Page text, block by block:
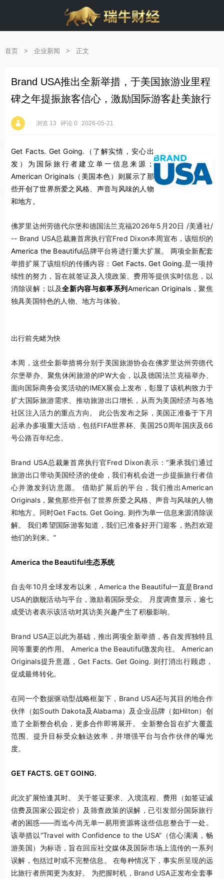
首页 > 企业新闻 > 正文
Brand USA推出全新举措，于美国旅游业里程
碑之年提振旅客信心，激励国际游客赴美旅行
浏览 13 评论 0 2026-05-21
Get Facts. Get Going.（了解实情，安心出
发）为国际旅行者建立单一信息来源；
American Originals（美国本色）则展示了那
些开创了世界所爱之风格、声音与风味的人物
和地方。
佛罗里达州劳德代尔堡和德国法兰克福2026年5月20日 /美通社/
-- Brand USA总裁兼首席执行官Fred Dixon本周宣布，该组织的
America the Beautiful品牌平台将进行重大扩展。 两项全新配套
举措扩展了该组织的传播内容： Get Facts. Get Going.是一项持
续性的努力，旨在就签证及入境政策、费用等提供实时信息，以
消除误解；以及全新内容与叙事系列American Originals ，聚焦
独具美国特色的人物、地方与体验。
出行前先睹为快
本周，这些全新举措将分别于美国旅游协会在佛罗里达州劳德代
尔堡举办、聚焦休闲旅游的IPW大会，以及德国法兰克福举办、
面向国际商务会奖活动的IMEX展会上发布，彰显了该机构致力于
扩大国际旅游需求、推动旅游出口增长，从而为美国经济与各地
社区注入活力的重点方向。 此公告发布之际，美国正准备于下月
起承办多项重大活动，包括FIFA世界杯、美国250周年国庆及66
号公路百年纪念。
Brand USA总裁兼首席执行官Fred Dixon表示：“秉承我们通过
旅游出口带动美国经济的使命，我们有机会进一步提振旅行者信
心并激发到访意愿。 借助扩展后的平台，我们推出American
Originals，聚焦那些开创了世界所爱之风格、声音与风味的人物
和地方。同时Get Facts. Get Going. 则作为单一信息来源消除误
解。 我们希望国际游客知道，我们已准备好开门迎客，热烈欢迎
他们的到来。”
America the Beautiful生态系统
自去年10月全球发布以来，America the Beautiful一直是Brand
USA的旗舰活动与平台，激励着国际受众。 月度调查显示，逾七
成受访者表示该活动对其访美兴趣产生了积极影响。
Brand USA正以此为基础，推出两项全新举措，各自发挥独特且
同等重要的作用。America the Beautiful激发向往。American
Originals提升意愿，Get Facts. Get Going. 则打消出行顾虑，
促成最终转化。
在同一个数据驱动型战略框架下，Brand USA还与其目的地合作
伙伴（如South Dakota及Alabama）及企业品牌（如Hilton）创
造了全新整合机会，更多合作即将展开。 全新整合旨在扩大覆盖
范围、提升目标受众触达效率，并增强平台与合作伙伴的曝光
度。
GET FACTS. GET GOING.
此次扩展恰逢其时。 关于签证要求、入境流程、费用（如签证诚
信费及国家公园定价）及筛查政策的误解，已引发部分国际旅行
者的困惑——而迄今尚无单一易用资源将这些信息整合于一处。
该举措以“Travel with Confidence to the USA”（信心满满，畅
游美国）为标语，旨在回应社交媒体及国际市场上流传的一系列
误解，包括过时或不完整信息。 在每种情况下，事实所呈现的远
比旅行者所闻更为友好。 为把握时机，Brand USA正发布全套事